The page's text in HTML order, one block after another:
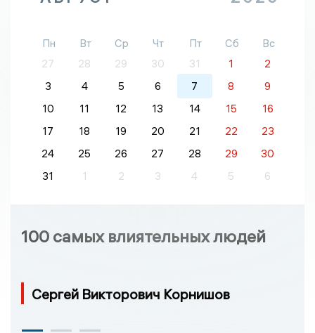
Пн Вт Ср Чт Пт Сб
Вс
27
28 29 30 31 1
2
3
4 5 6 7 8
9
10
11 12 13 14 15
16
17
18 19 20 21 22
23
24
25 26 27 28 29
30
31
1 2 3 4 5 6
100 самых влиятельных людей
Сергей Викторович Корнишов